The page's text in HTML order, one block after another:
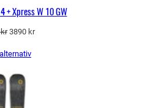
+ Xpress W 10 GW
kr Det
priset
5490 kr.
3890 krDet